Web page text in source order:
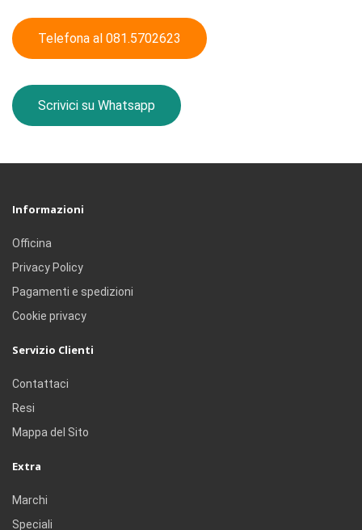
Telefona al 081.5702623
Scrivici su Whatsapp
Informazioni
Officina
Privacy Policy
Pagamenti e spedizioni
Cookie privacy
Servizio Clienti
Contattaci
Resi
Mappa del Sito
Extra
Marchi
Speciali